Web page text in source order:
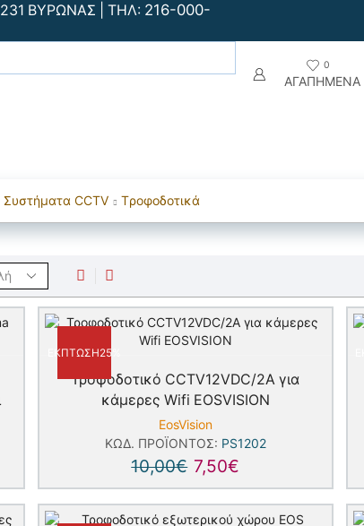
ΒΥΡΩΝΑΣ | ΤΗΛ: 216-000-
0
ΑΓΑΠΗΜΕΝΑ
Συστήματα CCTV Tροφοδοτικά
ΈΚΠΤΩΣΗ25%
Τροφοδοτικό CCTV12VDC/2A για
κάμερες Wifi EOSVISION
EosVision
ΚΩΔ. ΠΡΟΪΌΝΤΟΣ: PS1202
10,00€ 7,50€